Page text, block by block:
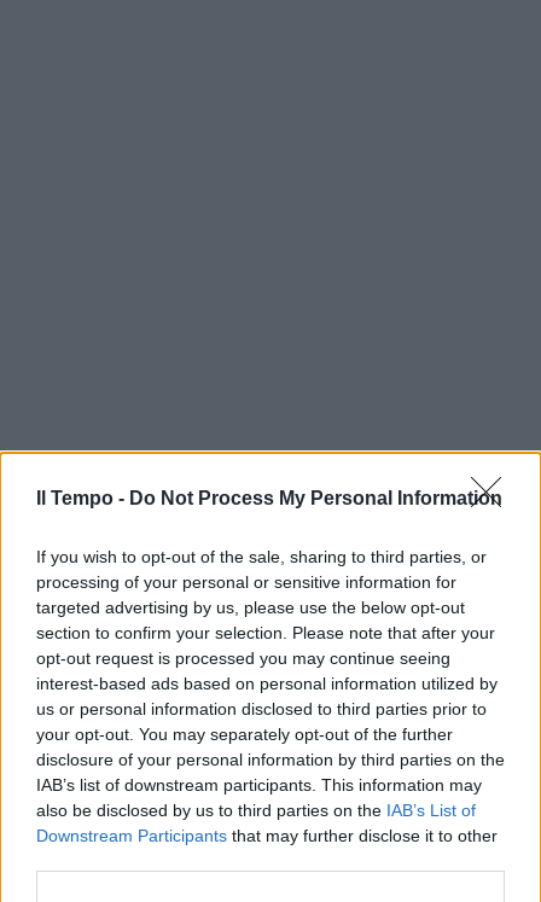
Il Tempo - Do Not Process My Personal Information
If you wish to opt-out of the sale, sharing to third parties, or
processing of your personal or sensitive information for
targeted advertising by us, please use the below opt-out
section to confirm your selection. Please note that after your
opt-out request is processed you may continue seeing
interest-based ads based on personal information utilized by
us or personal information disclosed to third parties prior to
your opt-out. You may separately opt-out of the further
disclosure of your personal information by third parties on the
IAB’s list of downstream participants. This information may
also be disclosed by us to third parties on the IAB’s List of
Downstream Participants that may further disclose it to other
In evidenza